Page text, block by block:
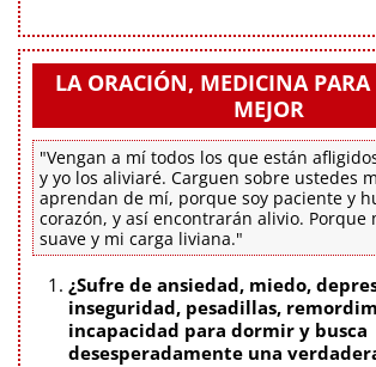
LA ORACIÓN, MEDICINA
MEJOR
"Vengan a mí todos los que están
y yo los aliviaré. Carguen sobre ustedes
aprendan de mí, porque soy paciente y
corazón, y así encontrarán alivio. Porque
suave y mi carga liviana."
¿Sufre de ansiedad, miedo,
inseguridad, pesadillas,
incapacidad para dormir y busca
desesperadamente una